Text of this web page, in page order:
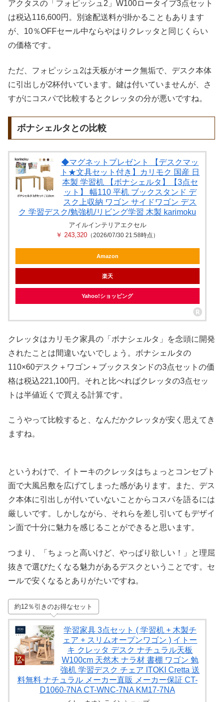
アクタスの「フォピッシュ2」W100ロータイプ3点セット
は税込116,600円。別途配送料が掛かることもあります
が、10％OFFセール中ならやはりクレッタと同じくらい
の価格です。
ただ、フォピッシュ2は天板がオーク無垢で、デスク本体
に引出しが2杯付いています。鍵は付いていませんが、さ
すがにコスパで比較するとクレッタの分が悪いですね。
ボナシェルタとの比較
◆マグネットプレゼント 【デスクマッ
ト★文具セット付き】カリモク 国産 日
本製 学習机 【ボナシェルタ】【3点セ
ット】 幅110 平机 ブックスタンド デ
スク上収納 ワゴン サイドワゴン デス
ク 学習デスク/勉強机/リビング学習 木製 karimoku
アイルインテリアエクセル
￥ 243,320 （2026/07/30 21:58時点）
Amazon
楽天
Yahoo!ショッピング
クレッタはカリモク家具の「ボナシェルタ」を念頭に開発
されたことは間違いないでしょう。ボナシェルタの
110×60デスク＋ワゴン＋ブックスタンドの3点セットの価
格は税込221,100円。それと比べればクレッタの3点セッ
トは半値近くで買える計算です。
こうやって比較すると、なんだかクレッタが安く思えてき
ますね。
というわけで、イトーキのクレッタはちょっとコンセプト
面で大風呂敷を広げてしまった感があります。また、デス
ク本体に引出しが付いていないことからコスパを語るには
厳しいです。しかしながら、それらを差し引いてもデザイ
ン面で十分に魅力を感じることができると思います。
つまり、「ちょっと高いけど、やっぱり欲しい！」と理屈
抜きで選びたくなる魅力があるデスクということです。セ
ールで安くなるとありがたいですね。
約12％引きのお得なセット
学習家具 3点セット ( 学習机 + 木製チ
ェア + スリムオープンワゴン ) イトー
キ クレッタ デスク ナチュラル天板
W100cm 天然木 ナラ材 書棚 ワゴン 勉
強机 学習デスク チェア ITOKI Cretta 送
料無料 ナチュラル メーカー直販 メーカー保証 CT-
D1060-7NA CT-WNC-7NA KM17-7NA